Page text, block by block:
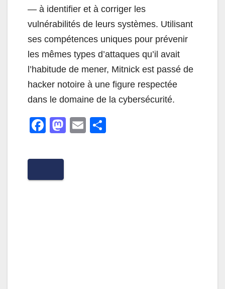
— à identifier et à corriger les
vulnérabilités de leurs systèmes. Utilisant
ses compétences uniques pour prévenir
les mêmes types d’attaques qu’il avait
l’habitude de mener, Mitnick est passé de
hacker notoire à une figure respectée
dans le domaine de la cybersécurité.
F
c
M
E